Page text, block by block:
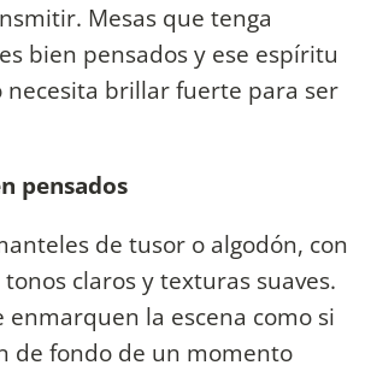
Mesas que tenga
bien pensados y ese espíritu
necesita brillar fuerte para ser
pensados
de tusor o algodón, con
claros y texturas suaves.
enmarquen la escena como si
de fondo de un momento